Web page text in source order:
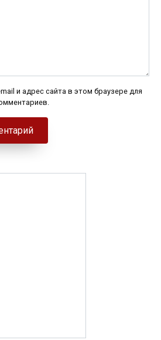
и адрес сайта в этом браузере для